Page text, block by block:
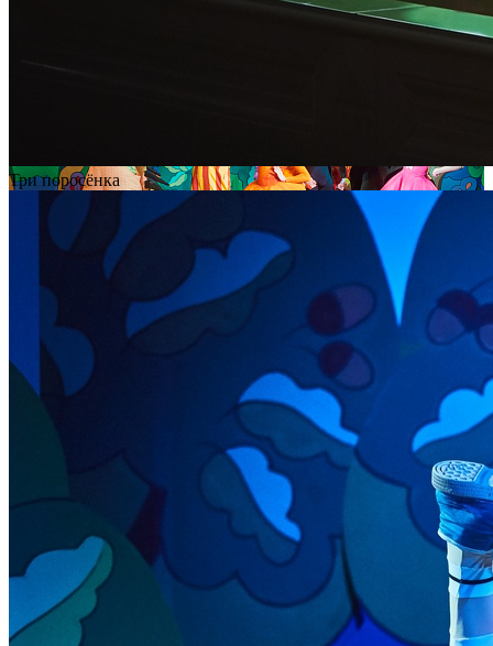
Три поросёнка